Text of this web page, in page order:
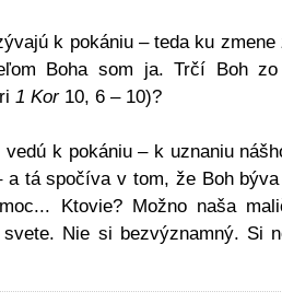
k pokániu – teda ku
Boha som ja. Trčí Boh
1 Kor10, 6 – 10)?
k pokániu – k uznaniu
a tá spočíva v tom, že Boh
Ktovie? Možno naša
Nie si bezvýznamný. Si